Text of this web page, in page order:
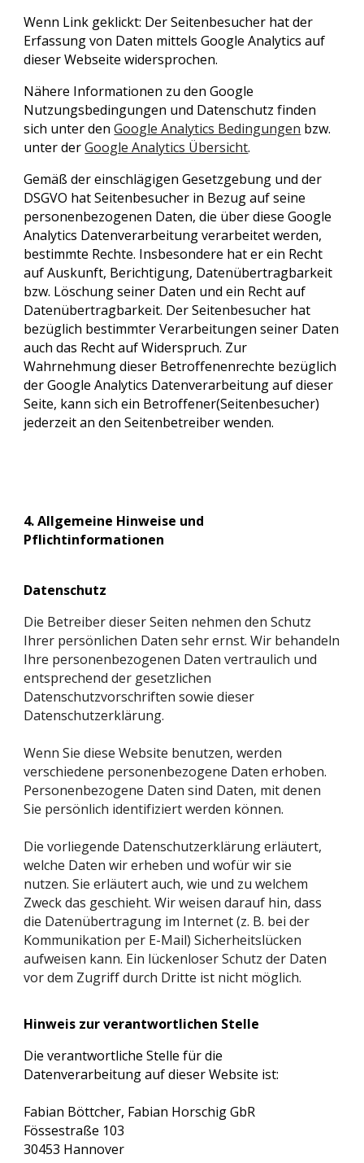
Wenn Link geklickt: Der Seitenbesucher hat der
Erfassung von Daten mittels Google Analytics auf
dieser Webseite widersprochen.
Nähere Informationen zu den Google
Nutzungsbedingungen und Datenschutz finden
sich unter den Google Analytics Bedingungen bzw.
unter der Google Analytics Übersicht.
Gemäß der einschlägigen Gesetzgebung und der
DSGVO hat Seitenbesucher in Bezug auf seine
personenbezogenen Daten, die über diese Google
Analytics Datenverarbeitung verarbeitet werden,
bestimmte Rechte. Insbesondere hat er ein Recht
auf Auskunft, Berichtigung, Datenübertragbarkeit
bzw. Löschung seiner Daten und ein Recht auf
Datenübertragbarkeit. Der Seitenbesucher hat
bezüglich bestimmter Verarbeitungen seiner Daten
auch das Recht auf Widerspruch. Zur
Wahrnehmung dieser Betroffenenrechte bezüglich
der Google Analytics Datenverarbeitung auf dieser
Seite, kann sich ein Betroffener(Seitenbesucher)
jederzeit an den Seitenbetreiber wenden.
4. Allgemeine Hinweise und
Pflichtinformationen
Datenschutz
Die Betreiber dieser Seiten nehmen den Schutz
Ihrer persönlichen Daten sehr ernst. Wir behandeln
Ihre personenbezogenen Daten vertraulich und
entsprechend der gesetzlichen
Datenschutzvorschriften sowie dieser
Datenschutzerklärung.
Wenn Sie diese Website benutzen, werden
verschiedene personenbezogene Daten erhoben.
Personenbezogene Daten sind Daten, mit denen
Sie persönlich identifiziert werden können.
Die vorliegende Datenschutzerklärung erläutert,
welche Daten wir erheben und wofür wir sie
nutzen. Sie erläutert auch, wie und zu welchem
Zweck das geschieht. Wir weisen darauf hin, dass
die Datenübertragung im Internet (z. B. bei der
Kommunikation per E-Mail) Sicherheitslücken
aufweisen kann. Ein lückenloser Schutz der Daten
vor dem Zugriff durch Dritte ist nicht möglich.
Hinweis zur verantwortlichen Stelle
Die verantwortliche Stelle für die
Datenverarbeitung auf dieser Website ist:
Fabian Böttcher, Fabian Horschig GbR
Fössestraße 103
30453 Hannover